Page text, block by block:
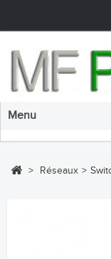
Menu
> Réseaux >